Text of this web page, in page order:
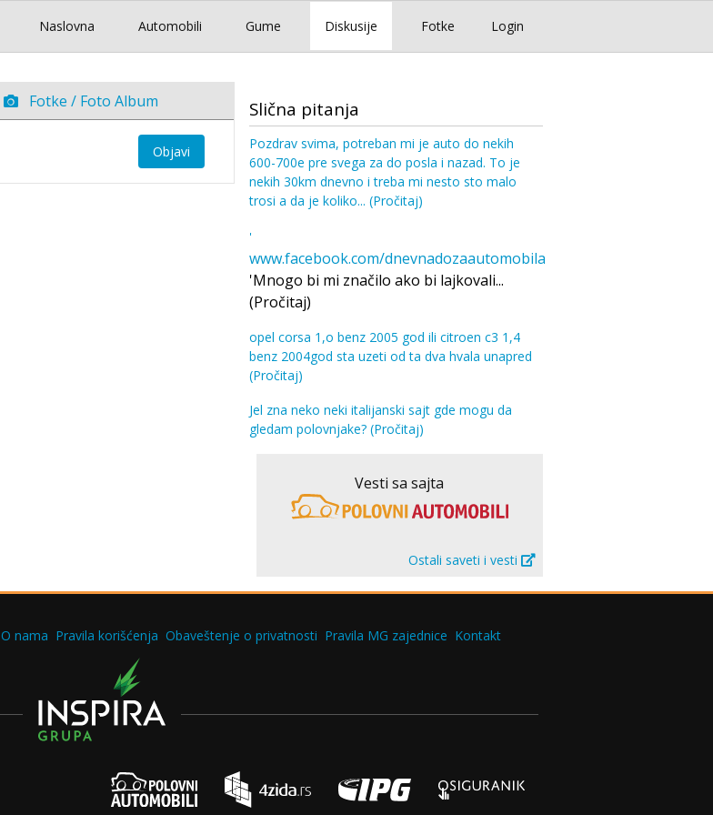
Login
Naslovna Automobili Gume Diskusije Fotke
Fotke / Foto Album
Objavi
Slična pitanja
Pozdrav svima, potreban mi je auto do nekih
600-700e pre svega za do posla i nazad. To je
nekih 30km dnevno i treba mi nesto sto malo
trosi a da je koliko... (Pročitaj)
'
www.facebook.com/dnevnadozaautomobila
'Mnogo bi mi značilo ako bi lajkovali...
(Pročitaj)
opel corsa 1,o benz 2005 god ili citroen c3 1,4
benz 2004god sta uzeti od ta dva hvala unapred
(Pročitaj)
Jel zna neko neki italijanski sajt gde mogu da
gledam polovnjake? (Pročitaj)
Vesti sa sajta
Ostali saveti i vesti
O nama Pravila korišćenja Obaveštenje o privatnosti Pravila MG zajednice Kontakt